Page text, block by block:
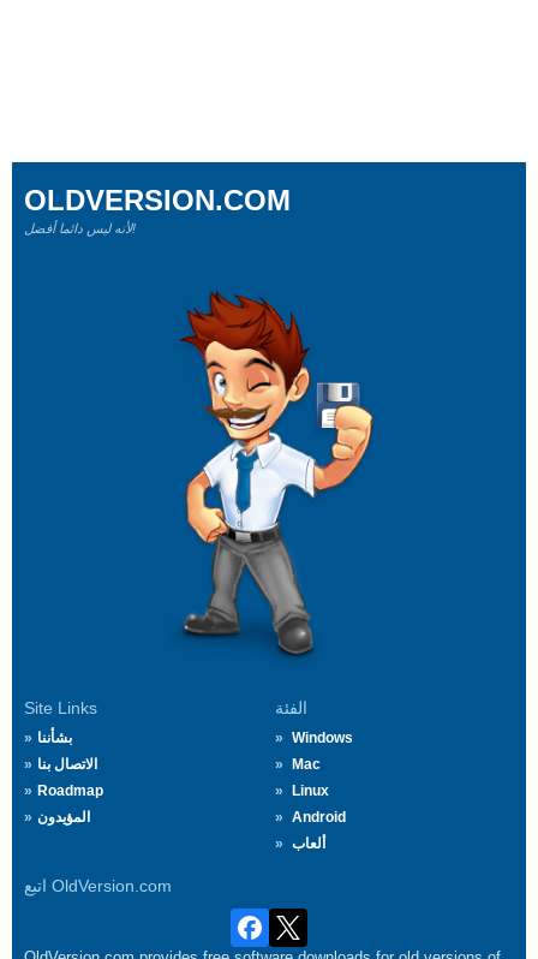
Site Links
بشأننا
الاتصال بنا
Roadmap
المؤيدون
الفئة
Windows
Mac
Linux
Android
ألعاب
اتبع OldVersion.com
OLDVERSION.COM
لأنه ليس دائما أفضل!